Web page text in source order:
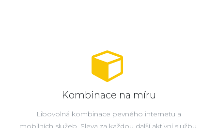
Kombinace na míru
Libovolná kombinace pevného internetu a
mobilních služeb. Sleva za každou další aktivní službu.